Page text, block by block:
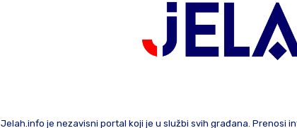
Jelah.info je nezavisni portal koji je u službi svih građana. Prenosi